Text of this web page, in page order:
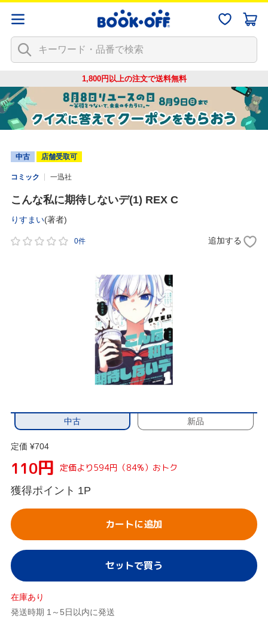
1,800円以上の注文で送料無料
中古 店舗受取可
コミック 一迅社
こんな私に期待しないデ(1) REX C
りすまい(著者)
0件 追加する
中古 新品
定価 ¥704
110円 定価より594円（84%）おトク
獲得ポイント 1P
カートに追加
セットで買う
在庫あり
発送時期 1～5日以内に発送